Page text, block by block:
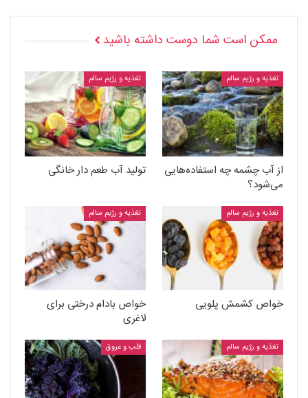
ممکن است شما دوست داشته باشید
تغذیه و رژیم سالم
از آب چشمه چه استفاده‌هایی
می‌شود؟
تغذیه و رژیم سالم
تولید آب طعم دار خانگی
تغذیه و رژیم سالم
خواص کشمش پلویی
تغذیه و رژیم سالم
خواص بادام درختی برای
لاغری
تغذیه و رژیم سالم قلب و عروق